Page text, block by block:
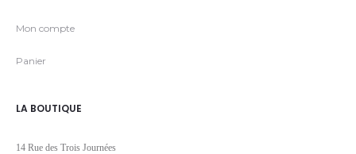
Mon compte
Panier
LA BOUTIQUE
14 Rue des Trois Journées